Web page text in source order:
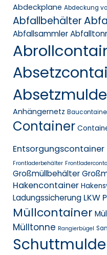
Abdeckplane Abdeckung
Abfallbehälter
Abfallsammler
Anhängernetz
Container
Entsorgungscontainer
Frontladerbehälter
Großmüllbehälter
Hakencontainer
Ladungssicherung LKW
Müllcontainer
Mülltonne Rangierbügel
Schuttmulde